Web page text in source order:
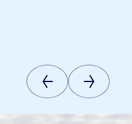
Vorige
afbeelding
Volgende
afbeelding